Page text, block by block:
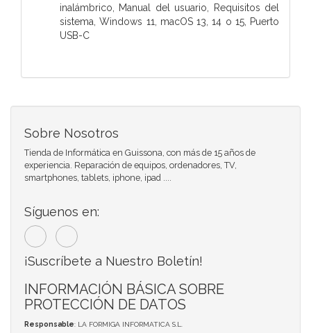
inalámbrico, Manual del usuario,
Requisitos del
sistema,Windows 11, macOS 13, 14 o 15,
Puerto
USB-C
Sobre Nosotros
Tienda de Informática en Guissona, con más de 15 años de
experiencia. Reparación de equipos, ordenadores, TV,
smartphones, tablets, iphone, ipad ....
Síguenos en:
¡Suscríbete a Nuestro Boletín!
INFORMACIÓN BÁSICA SOBRE
PROTECCIÓN DE DATOS
Responsable: LA FORMIGA INFORMATICA S.L.